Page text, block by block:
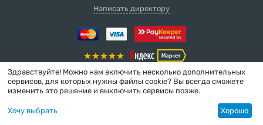
Написать директору
Интернет-магазин сделан в вебстудии
MakeShop.pro
Здравствуйте! Можно нам включить несколько дополнительных
сервисов, для которых нужны файлы cookie? Вы всегда сможете
изменить это решение и выключить сервисы позже.
Хочу выбрать Хорошо